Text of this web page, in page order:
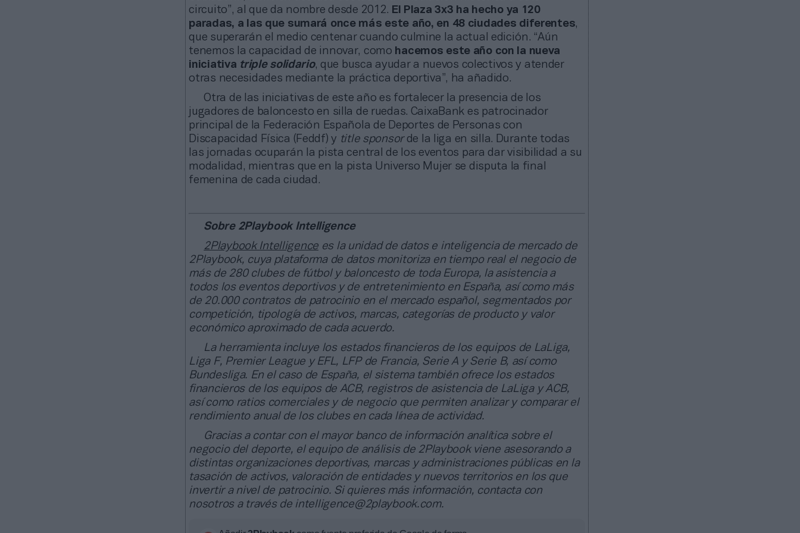
circuito”, al que da nombre desde 2012. El Plaza 3x3 ha hecho ya 120
paradas, a las que sumará once más este año, en 48 ciudades diferentes,
que superarán el medio centenar cuando culmine la actual edición. “Aún
tenemos la capacidad de innovar, como hacemos este año con la nueva
iniciativa triple solidario, que busca ayudar a nuevos colectivos y atender
otras necesidades mediante la práctica deportiva”, ha añadido.
Otra de las iniciativas de este año es fortalecer la presencia de los
jugadores de baloncesto en silla de ruedas. CaixaBank es patrocinador
principal de la Federación Española de Deportes de Personas con
Discapacidad Física (Feddf) y title sponsorde la liga en silla. Durante todas
las jornadas ocuparán la pista central de los eventos para dar visibilidad a su
modalidad, mientras que en la pista Universo Mujer se disputa la final
femenina de cada ciudad.
Sobre 2Playbook Intelligence
2Playbook Intelligencees la unidad de datos e inteligencia de mercado de
2Playbook, cuya plataforma de datos monitoriza en tiempo real el negocio de
más de 280 clubes de fútbol y baloncesto de toda Europa, la asistencia a
todos los eventos deportivos y de entretenimiento en España, así como más
de 20.000 contratos de patrocinio en el mercado español, segmentados por
competición, tipología de activos, marcas, categorías de producto y valor
económico aproximado de cada acuerdo.
La herramienta incluye los estados financieros de los equipos de LaLiga,
Liga F, Premier League y EFL, LFP de Francia, Serie A y Serie B, así como
Bundesliga. En el caso de España, el sistema también ofrece los estados
financieros de los equipos de ACB, registros de asistencia de LaLiga y ACB,
así como ratios comerciales y de negocio que permiten analizar y comparar el
rendimiento anual de los clubes en cada línea de actividad.
Gracias a contar con el mayor banco de información analítica sobre el
negocio del deporte, el equipo de análisis de 2Playbook viene asesorando a
distintas organizaciones deportivas, marcas y administraciones públicas en la
tasación de activos, valoración de entidades y nuevos territorios en los que
invertir a nivel de patrocinio. Si quieres más información, contacta con
nosotros a través de intelligence@2playbook.com.